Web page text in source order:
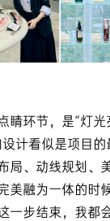
睛环节，是“灯光
计看似是项目
局、动线规划、
美融为一体的时
一步结束，我都